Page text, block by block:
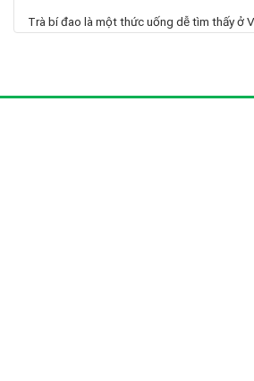
Trà bí đao là một thức uống dễ tìm thấy ở